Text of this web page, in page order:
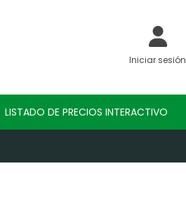
Iniciar sesión
LISTADO DE PRECIOS INTERACTIVO